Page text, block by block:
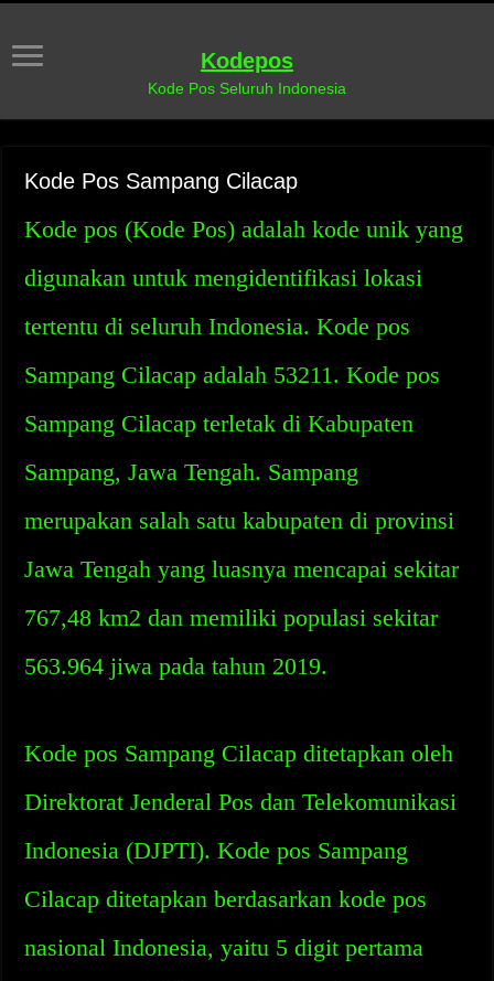
Kodepos
Kode Pos Seluruh Indonesia
Kode Pos Sampang Cilacap
Kode pos (Kode Pos) adalah kode unik yang
digunakan untuk mengidentifikasi lokasi
tertentu di seluruh Indonesia. Kode pos
Sampang Cilacap adalah 53211. Kode pos
Sampang Cilacap terletak di Kabupaten
Sampang, Jawa Tengah. Sampang
merupakan salah satu kabupaten di provinsi
Jawa Tengah yang luasnya mencapai sekitar
767,48 km2 dan memiliki populasi sekitar
563.964 jiwa pada tahun 2019.
Kode pos Sampang Cilacap ditetapkan oleh
Direktorat Jenderal Pos dan Telekomunikasi
Indonesia (DJPTI). Kode pos Sampang
Cilacap ditetapkan berdasarkan kode pos
nasional Indonesia, yaitu 5 digit pertama